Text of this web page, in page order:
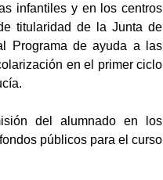
infantiles y en los centros
titularidad de la Junta de
Programa de ayuda a las
en el primer ciclo
del alumnado en los
públicos para el curso